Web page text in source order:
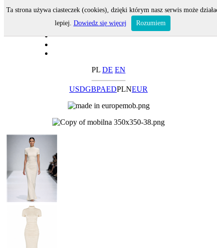
PL DE EN
USDGBPAEDPLNEUR
Ta strona używa ciasteczek (cookies), dzięki którym nasz serwis może
lepiej. Dowiedz się więcej Rozumiem